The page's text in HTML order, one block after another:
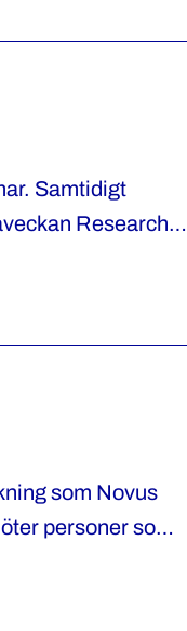
Samtidigt
Research i
som Novus
personer som